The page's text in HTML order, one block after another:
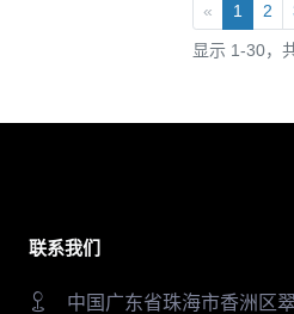
« 1 2
显示 1-30，
联系我们
中国广东省珠海市香洲区